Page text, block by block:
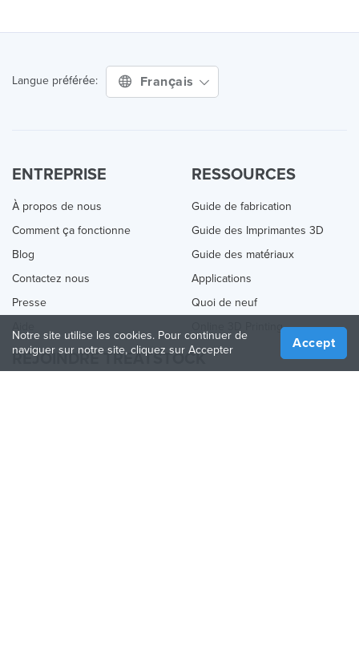
Langue préférée: Français
ENTREPRISE
À propos de nous
Comment ça fonctionne
Blog
Contactez nous
Presse
RESSOURCES
Guide de fabrication
Guide des Imprimantes 3D
Guide des matériaux
Applications
Quoi de neuf
Online 3D Printing
REJOINDRE TREATSTOCK
Notre site utilise les cookies. Pour continuer de
naviguer sur notre site, cliquez sur Accepter
Accept